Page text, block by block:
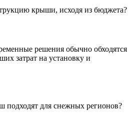
крыши, исходя из бюджета?
решения обычно обходятся
затрат на установку и
подходят для снежных регионов?